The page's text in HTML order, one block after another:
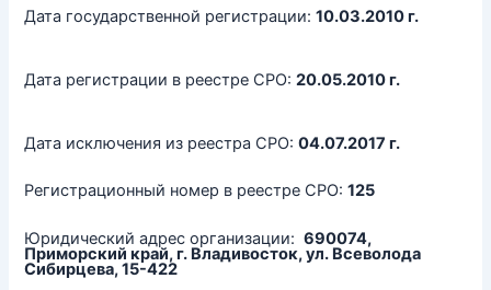
Дата государственной регистрации:10.03.2010 г.
Дата регистрации в реестре СРО:20.05.2010 г.
Дата исключения из реестра СРО:04.07.2017 г.
Регистрационный номер в реестре СРО:125
Юридический адрес организации:690074,
Приморский край, г. Владивосток, ул. Всеволода
Сибирцева, 15-422